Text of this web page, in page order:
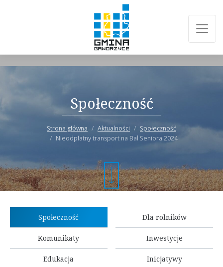
Społeczność
Strona główna Aktualności
Społeczność
Nieodpłatny transport na Bal Seniora 2024
Społeczność Dla rolników
Komunikaty Inwestycje
Edukacja Inicjatywy